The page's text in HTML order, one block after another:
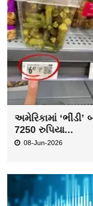
અમેરિકામાં ‘ભીંડી’
7250 રુપિયા...
08-Jun-2026